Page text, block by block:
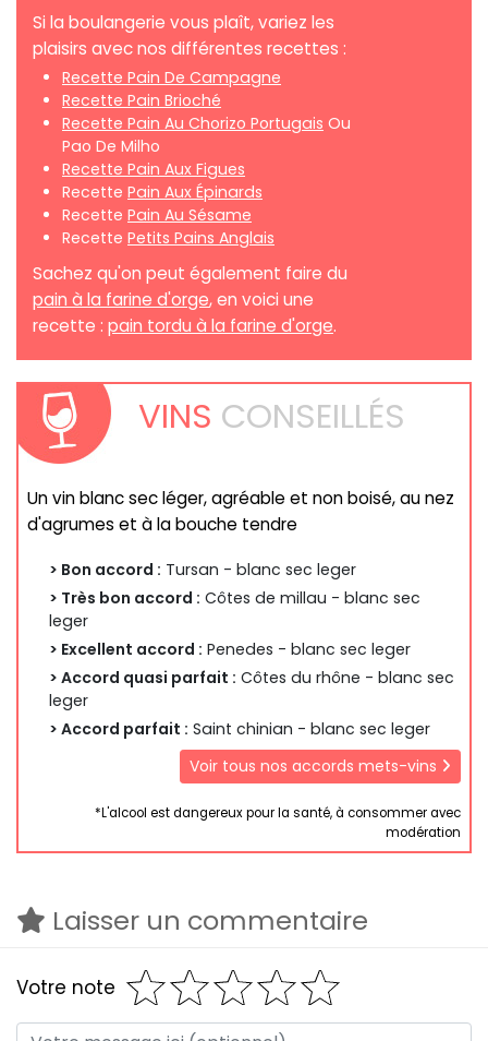
Si la boulangerie vous plaît, variez les
plaisirs avec nos différentes recettes :
Recette Pain De Campagne
Recette Pain Brioché
Recette Pain Au Chorizo Portugais Ou
Pao De Milho
Recette Pain Aux Figues
Recette Pain Aux Épinards
Recette Pain Au Sésame
Recette Petits Pains Anglais
Sachez qu'on peut également faire du
pain à la farine d'orge, en voici une
recette : pain tordu à la farine d'orge.
VINS CONSEILLÉS
Un vin blanc sec léger, agréable et non boisé, au nez
d'agrumes et à la bouche tendre
> Bon accord : Tursan - blanc sec leger
> Très bon accord : Côtes de millau - blanc sec
leger
> Excellent accord : Penedes - blanc sec leger
> Accord quasi parfait : Côtes du rhône - blanc sec
leger
> Accord parfait : Saint chinian - blanc sec leger
Voir tous nos accords mets-vins
*L'alcool est dangereux pour la santé, à consommer avec
modération
Laisser un commentaire
Votre note